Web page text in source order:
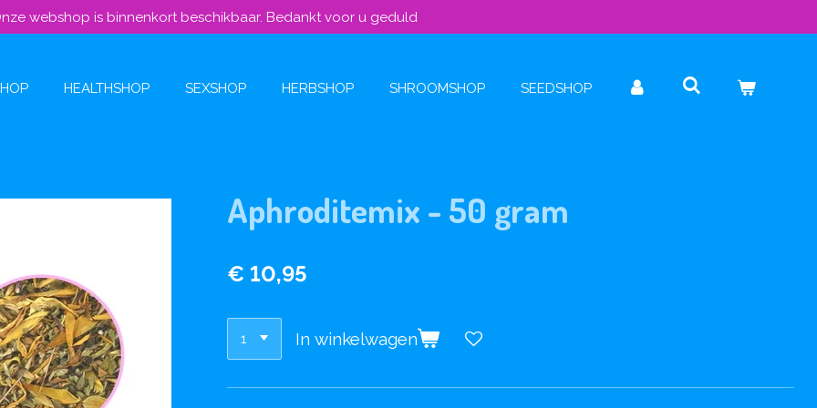
webshop is binnenkort beschikbaar. Bedankt voor u geduld
HEALTHSHOP SEXSHOP HERBSHOP SHROOMSHOP SEEDSHOP
Aphroditemix - 50 gram
€ 10,95
In winkelwagen